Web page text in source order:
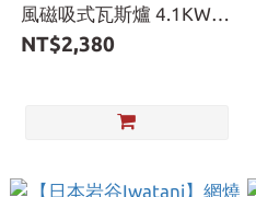
風磁吸式瓦斯爐 4.1KW
CB-AH-41F
NT$2,380